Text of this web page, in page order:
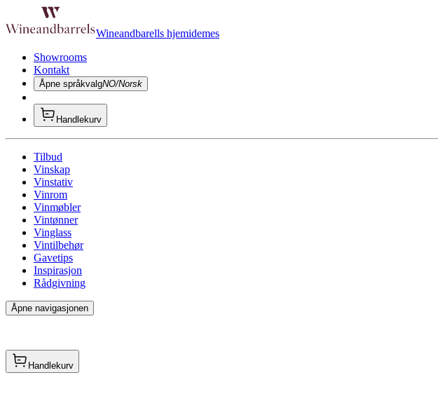
Wineandbarells hjemidemes
Showrooms
Kontakt
Åpne språkvalgNO/Norsk
Handlekurv
Tilbud
Vinskap
Vinstativ
Vinrom
Vinmøbler
Vintønner
Vinglass
Vintilbehør
Gavetips
Inspirasjon
Rådgivning
Åpne navigasjonen
Handlekurv